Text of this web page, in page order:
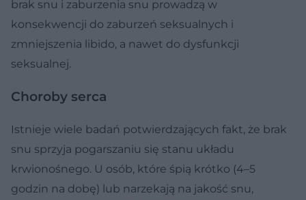
brak snu i zaburzenia snu prowadzą w
konsekwencji do zaburzeń seksualnych i
zmniejszenia libido, a nawet do dysfunkcji
seksualnej.
Choroby serca
Istnieje wiele badań potwierdzających fakt, że brak
snu sprzyja pogarszaniu się stanu układu
krwionośnego. U osób, które śpią krótko (4–5
godzin na dobę) lub narzekają na jakość snu,